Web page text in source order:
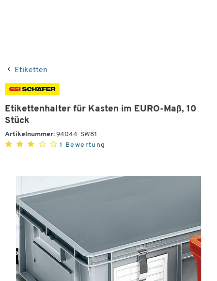
Etiketten
Etikettenhalter für Kasten im EURO-Maß, 10
Stück
Artikelnummer: 94044-SW81
1 Bewertung